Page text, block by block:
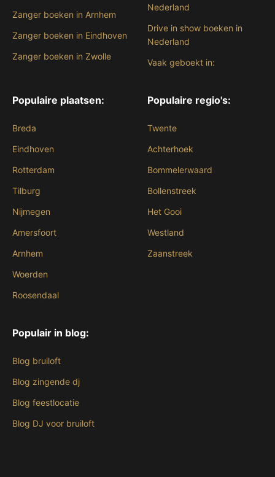
Zanger boeken in Arnhem
Zanger boeken in Eindhoven
Zanger boeken in Zwolle
Nederland
Drive in show boeken in
Nederland
Vaak geboekt in:
Populaire plaatsen:
Breda
Eindhoven
Rotterdam
Tilburg
Nijmegen
Amersfoort
Arnhem
Woerden
Roosendaal
Populaire regio's:
Twente
Achterhoek
Bommelerwaard
Bollenstreek
Het Gooi
Westland
Zaanstreek
Populair in blog:
Blog bruiloft
Blog zingende dj
Blog feestlocatie
Blog DJ voor bruiloft